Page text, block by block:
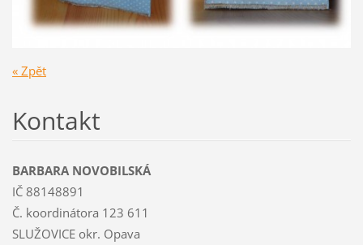
« Zpět
Kontakt
BARBARA NOVOBILSKÁ
IČ 88148891
Č. koordinátora 123 611
SLUŽOVICE okr. Opava